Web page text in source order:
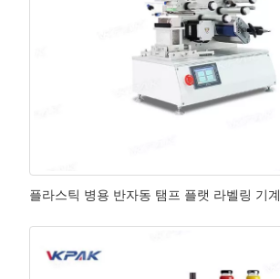
플라스틱 병용 반자동 탬프 플랫 라벨링 기계